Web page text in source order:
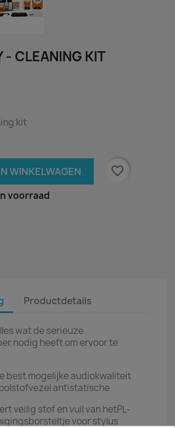
- CLEANING KIT
kit
WINKELWAGEN
favorite_border
voorraad
Productdetails
wat de serieuze
nodig heeft om ervoor te
best mogelijke audiokwaliteit
antistatische
veilig stof en vuil van hetPL-
voor stylus